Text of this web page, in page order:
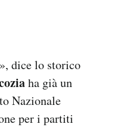
dice lo storico
ha già un
Nazionale
per i partiti